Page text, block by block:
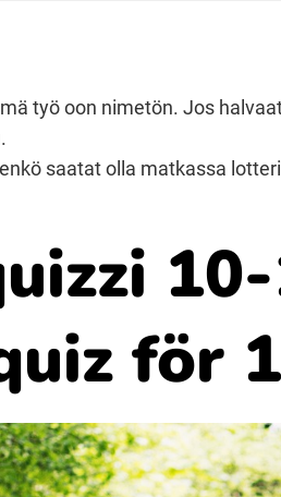
Resanderomani (Romska)
työ oon nimetön. Jos
saatat olla matkassa
för